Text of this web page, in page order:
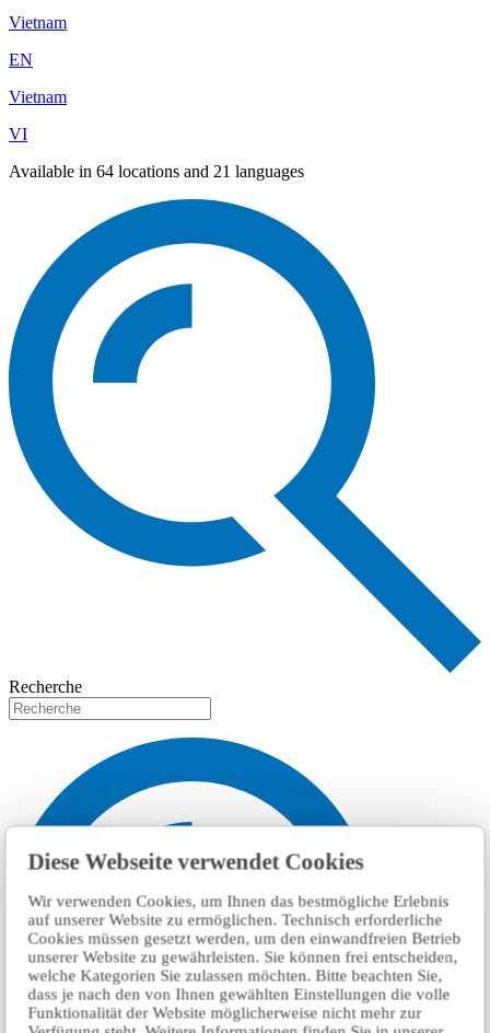
Diese Webseite verwendet Cookies
Wir verwenden Cookies, um Ihnen das bestmögliche Erlebnis
auf unserer Website zu ermöglichen. Technisch erforderliche
Cookies müssen gesetzt werden, um den einwandfreien Betrieb
unserer Website zu gewährleisten. Sie können frei entscheiden,
welche Kategorien Sie zulassen möchten. Bitte beachten Sie,
dass je nach den von Ihnen gewählten Einstellungen die volle
Funktionalität der Website möglicherweise nicht mehr zur
Vietnam
EN
Vietnam
VI
Available in 64 locations and 21 languages
Recherche